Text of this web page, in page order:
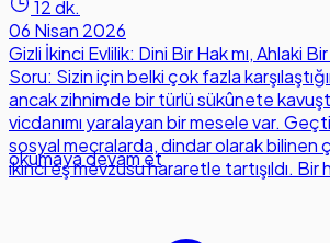
12 dk.
06 Nisan 2026
Gizli İkinci Evlilik: Dini Bir Hak mı, Ahlaki Bir
Soru: Sizin için belki çok fazla
ancak zihnimde bir türlü sükûnete
vicdanımı yaralayan bir mesele var.
sosyal mecralarda, dindar olarak bilinen
ikinci eş mevzusu hararetle tartışıldı. Bir
okumaya devam et